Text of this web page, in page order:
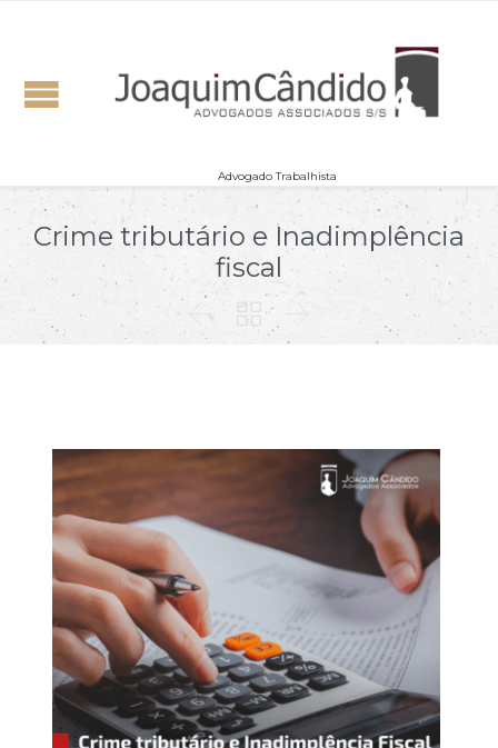
Advogado Trabalhista
Crime tributário e Inadimplência
fiscal
 